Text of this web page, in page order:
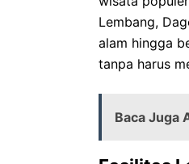
Lembang,
alam hingga
tanpa harus
Baca Juga